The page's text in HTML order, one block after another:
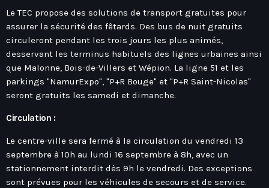
Hauts-De-France
Île-De-France
La Réunion
Normandie
Nouvelle-Aquitaine
Occitanie
Pays-De-La-Loire
Provence-Alpes-Côte D’Azur
Contacts
Le TEC propose des solutions de transport gratuites pour
assurer la sécurité des fêtards. Des bus de nuit gratuits
circuleront pendant les trois jours les plus animés,
desservant les terminus habituels des lignes urbaines ainsi
que Malonne, Bois-de-Villers et Wépion. La ligne 51 et les
parkings "NamurExpo", "P+R Bouge" et "P+R Saint-Nicolas"
seront gratuits les samedi et dimanche.
Circulation :
Le centre-ville sera fermé à la circulation du vendredi 13
septembre à 10h au lundi 16 septembre à 8h, avec un
stationnement interdit dès 9h le vendredi. Des exceptions
sont prévues pour les véhicules de secours et de service.